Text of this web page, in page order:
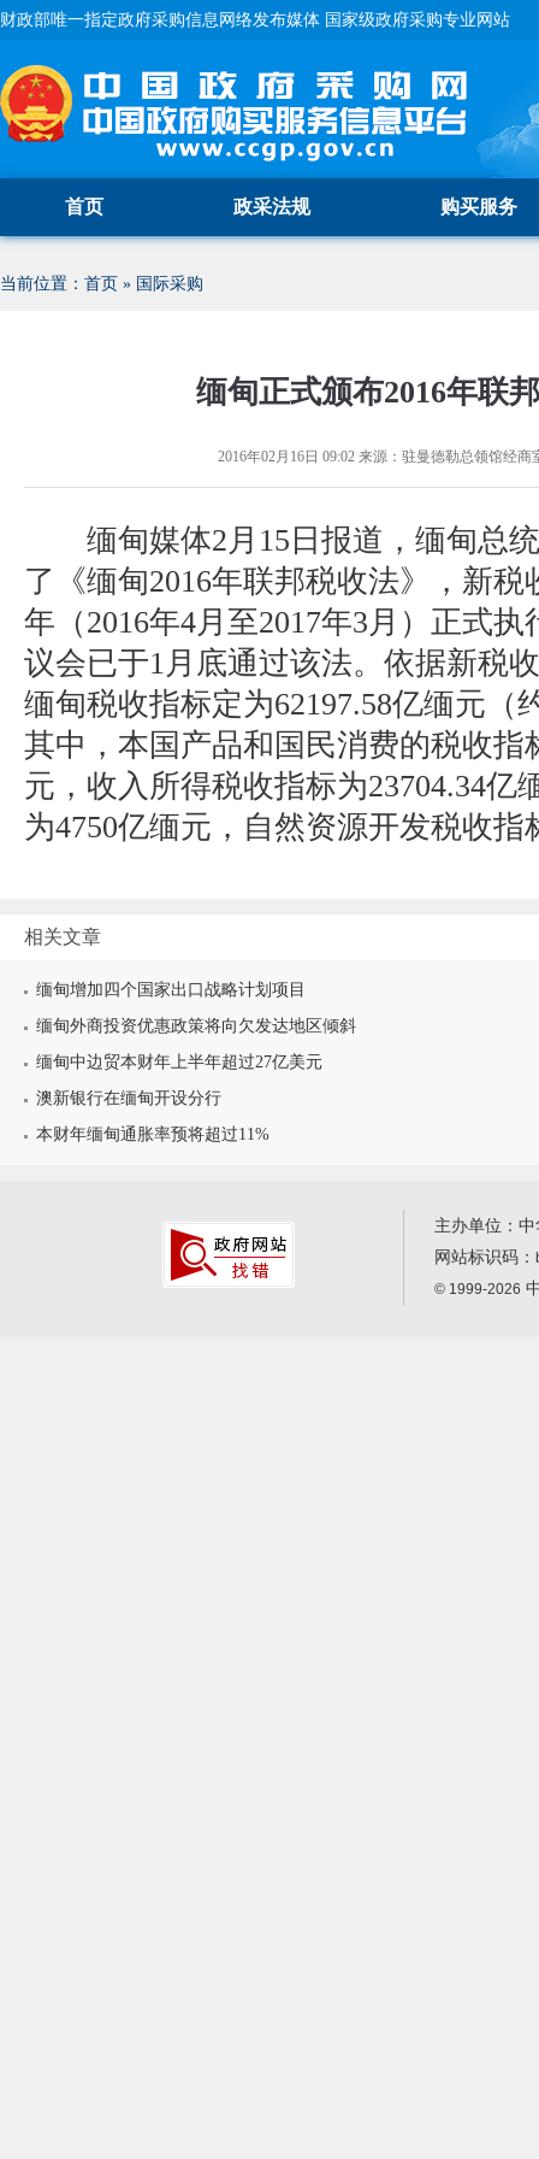
财政部唯一指定政府采购信息网络发布媒体 国家级政府采购专业网站
首页 政采法规 购买服务
当前位置： 首页 » 国际采购
缅甸正式颁布2016年联
2016年02月16日 09:02来源： 驻曼德勒总领馆经商
缅甸媒体2月15日报道，缅甸总统
了《缅甸2016年联邦税收法》，新税
年（2016年4月至2017年3月）正式
议会已于1月底通过该法。依据新税
缅甸税收指标定为62197.58亿缅元（
其中，本国产品和国民消费的税收指
元，收入所得税收指标为23704.34亿
为4750亿缅元，自然资源开发税收指
相关文章
缅甸增加四个国家出口战略计划项目
缅甸外商投资优惠政策将向欠发达地区倾斜
缅甸中边贸本财年上半年超过27亿美元
澳新银行在缅甸开设分行
本财年缅甸通胀率预将超过11%
主办单位：
网站标识码：
© 1999-2026